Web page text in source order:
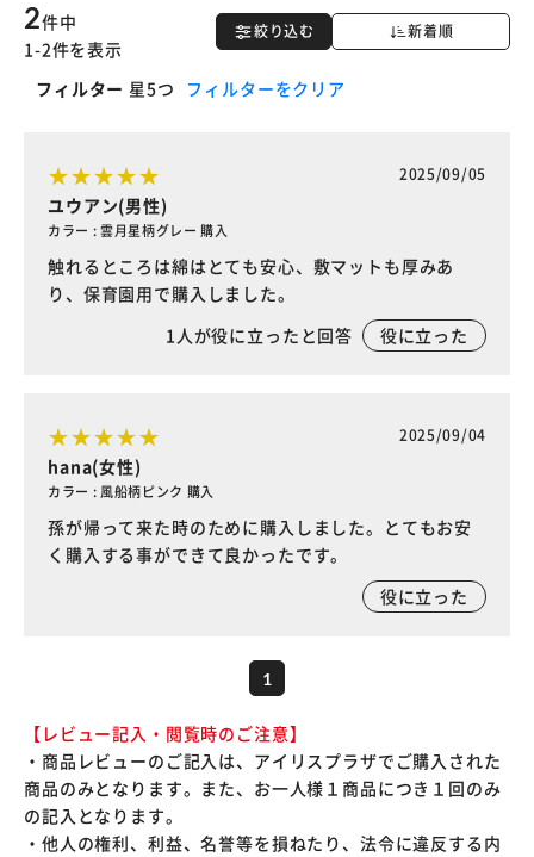
絞り込む 新着順
2件中
1-2件を表示
フィルター 星5つ フィルターをクリア
2025/09/05
ユウアン(男性)
カラー : 雲月星柄グレー 購入
触れるところは綿はとても安心、敷マットも厚みあ
り、保育園用で購入しました。
1人が役に立ったと回答 役に立った
2025/09/04
hana(女性)
カラー : 風船柄ピンク 購入
孫が帰って来た時のために購入しました。とてもお安
く購入する事ができて良かったです。
役に立った
1
【レビュー記入・閲覧時のご注意】
・商品レビューのご記入は、アイリスプラザでご購入された
商品のみとなります。また、お一人様１商品につき１回のみ
の記入となります。
・他人の権利、利益、名誉等を損ねたり、法令に違反する内